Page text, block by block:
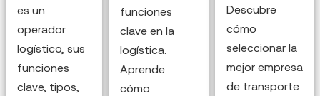
es un
operador
logístico, sus
funciones
clave, tipos,
funciones
clave en la
logística.
Aprende
cómo
Descubre
cómo
seleccionar la
mejor empresa
de transporte